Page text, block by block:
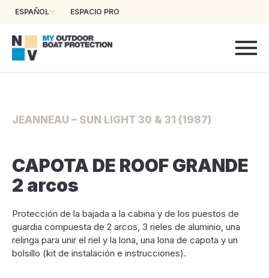
ESPAÑOL ESPACIO PRO
JEANNEAU – SUN LIGHT 30 & 31 (1987)
CAPOTA DE ROOF GRANDE
2 arcos
Protección de la bajada a la cabina y de los puestos de
guardia compuesta de 2 arcos, 3 rieles de aluminio, una
relinga para unir el riel y la lona, una lona de capota y un
bolsillo (kit de instalación e instrucciones).